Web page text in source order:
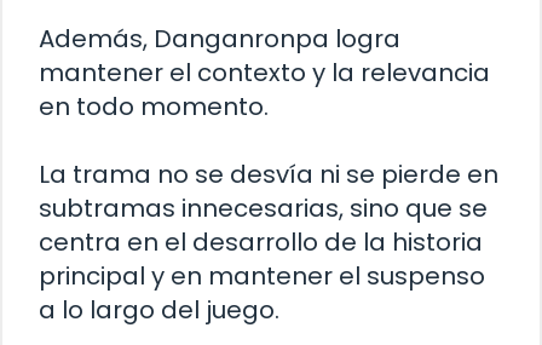
Además, Danganronpa logra
mantener el contexto y la relevancia
en todo momento.
La trama no se desvía ni se pierde en
subtramas innecesarias, sino que se
centra en el desarrollo de la historia
principal y en mantener el suspenso
a lo largo del juego.